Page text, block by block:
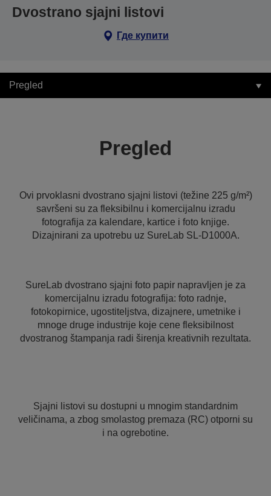
Dvostrano sjajni listovi
Где купити
Pregled
Pregled
Ovi prvoklasni dvostrano sjajni listovi (težine 225 g/m²)
savršeni su za fleksibilnu i komercijalnu izradu
fotografija za kalendare, kartice i foto knjige.
Dizajnirani za upotrebu uz SureLab SL-D1000A.
SureLab dvostrano sjajni foto papir napravljen je za
komercijalnu izradu fotografija: foto radnje,
fotokopirnice, ugostiteljstva, dizajnere, umetnike i
mnoge druge industrije koje cene fleksibilnost
dvostranog štampanja radi širenja kreativnih rezultata.
Sjajni listovi su dostupni u mnogim standardnim
veličinama, a zbog smolastog premaza (RC) otporni su
i na ogrebotine.